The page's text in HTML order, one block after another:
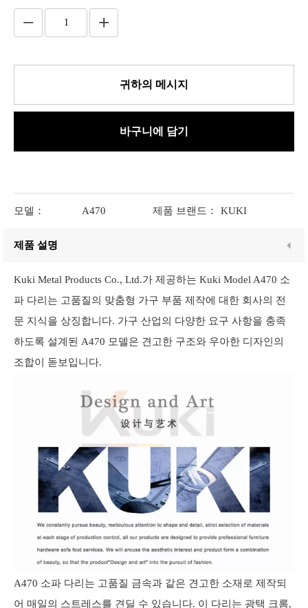
귀하의 메시지
바구니에 담기
모델： A470 제품 브랜드： KUKI
제품 설명
Kuki Metal Products Co., Ltd.가 제공하는 Kuki Model A470 소
파 다리는 고품질의 맞춤형 가구 부품 제작에 대한 회사의 전
문 지식을 상징합니다. 가구 산업의 다양한 요구 사항을 충족
하도록 설계된 A470 모델은 견고한 구조와 우아한 디자인의
조합이 돋보입니다.
A470 소파 다리는 고품질 금속과 같은 견고한 소재로 제작되
어 매일의 스트레스를 견딜 수 있습니다. 이 다리는 광택 크롬,